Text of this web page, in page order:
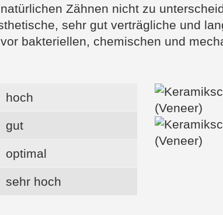
Zähnen nicht zu
sehr gut verträgliche und
bakteriellen, chemischen und
hoch
gut
optimal
sehr hoch